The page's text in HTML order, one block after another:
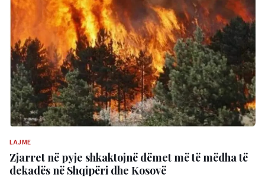
LAJME
Zjarret në pyje shkaktojnë dëmet më të mëdha të
dekadës në Shqipëri dhe Kosovë